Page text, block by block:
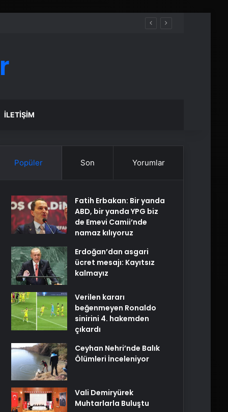
İLETIŞIM
Popüler Son Yorumlar
Fatih Erbakan: Bir yanda
ABD, bir yanda YPG biz
de Emevi Camii’nde
namaz kılıyoruz
Erdoğan’dan asgari
ücret mesajı: Kayıtsız
kalmayız
Verilen kararı
beğenmeyen Ronaldo
sinirini 4. hakemden
çıkardı
Ceyhan Nehri’nde Balık
Ölümleri İnceleniyor
Vali Demiryürek
Muhtarlarla Buluştu